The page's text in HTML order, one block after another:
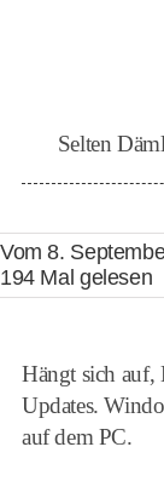
Selten
Vom 8.
194 Mal gelesen
Hängt sich auf,
Updates.
auf dem PC.